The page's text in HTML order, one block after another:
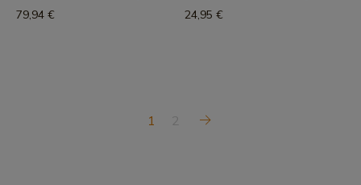
79,94 € 24,95 €
1 2